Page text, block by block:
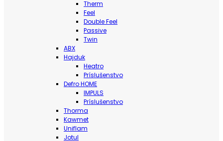
Therm
Feel
Double Feel
Passive
Twin
ABX
Hajduk
Heatro
Príslušenstvo
Defro HOME
IMPULS
Príslušenstvo
Thorma
Kawmet
Uniflam
Jotul